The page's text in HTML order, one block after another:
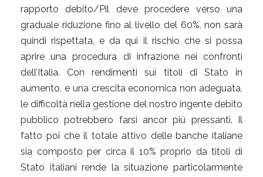
rapporto debito/Pil deve procedere verso una
graduale riduzione fino al livello del 60%, non sarà
quindi rispettata, e da qui il rischio che si possa
aprire una procedura di infrazione nei confronti
dell’Italia. Con rendimenti sui titoli di Stato in
aumento, e una crescita economica non adeguata,
le difficoltà nella gestione del nostro ingente debito
pubblico potrebbero farsi ancor più pressanti. Il
fatto poi che il totale attivo delle banche italiane
sia composto per circa il 10% proprio da titoli di
Stato italiani rende la situazione particolarmente